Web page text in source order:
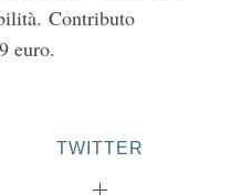
Contributo
euro.
TWITTER